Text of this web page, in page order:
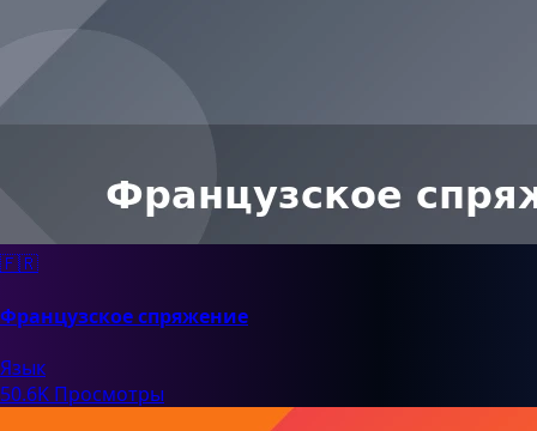
🇫🇷
Французское спряжение
Язык
50.6K Просмотры